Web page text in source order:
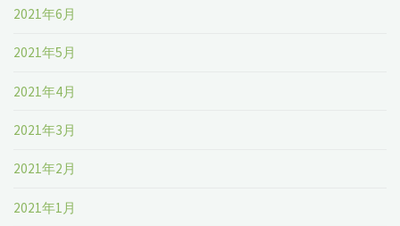
2021年6月
2021年5月
2021年4月
2021年3月
2021年2月
2021年1月